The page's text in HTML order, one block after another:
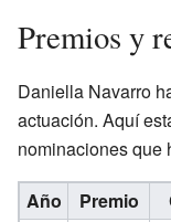
Premios y
Daniella Navarro
actuación. Aquí
nominaciones que
Año Premio